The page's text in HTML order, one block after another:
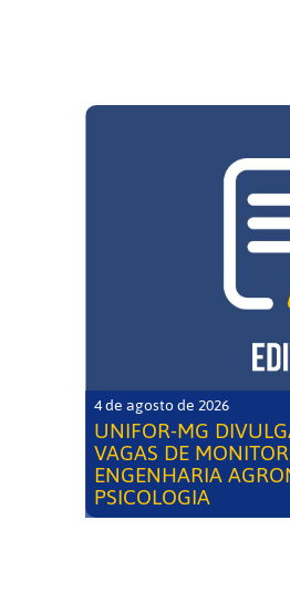
4 de agosto de 2026
UNIFOR-MG
VAGAS DE
ENGENHARIA
PSICOLOGIA